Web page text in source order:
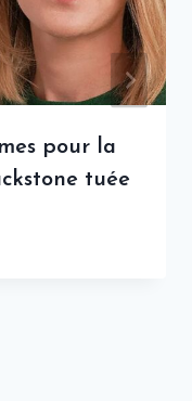
pour la
tuée